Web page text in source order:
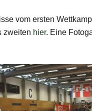
vom ers­ten
zwei­ten hier. Eine